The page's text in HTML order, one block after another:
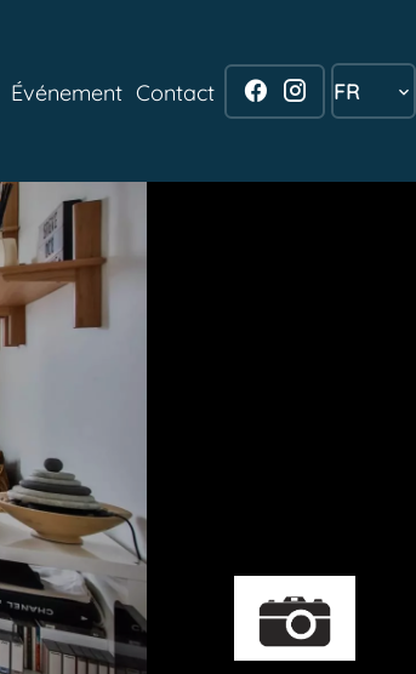
Événement Contact FR